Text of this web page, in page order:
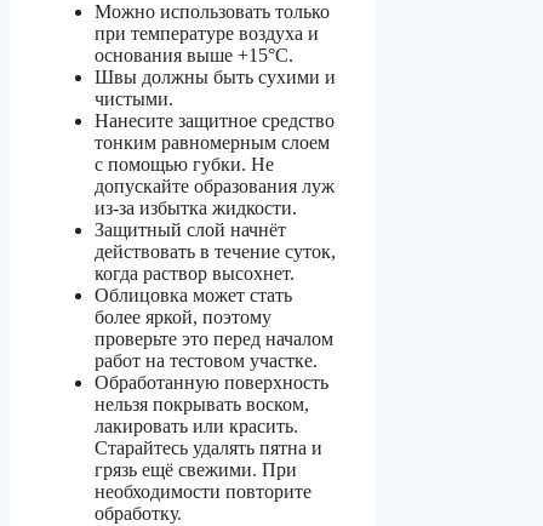
Можно использовать только
при температуре воздуха и
основания выше +15°C.
Швы должны быть сухими и
чистыми.
Нанесите защитное средство
тонким равномерным слоем
с помощью губки. Не
допускайте образования луж
из-за избытка жидкости.
Защитный слой начнёт
действовать в течение суток,
когда раствор высохнет.
Облицовка может стать
более яркой, поэтому
проверьте это перед началом
работ на тестовом участке.
Обработанную поверхность
нельзя покрывать воском,
лакировать или красить.
Старайтесь удалять пятна и
грязь ещё свежими. При
необходимости повторите
обработку.